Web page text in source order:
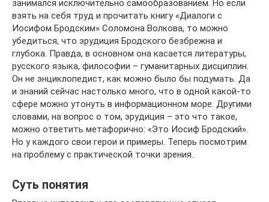
занимался исключительно самообразованием. Но если
взять на себя труд и прочитать книгу «Диалоги с
Иосифом Бродским» Соломона Волкова, то можно
убедиться, что эрудиция Бродского безбрежна и
глубока. Правда, в основном она касается литературы,
русского языка, философии – гуманитарных дисциплин.
Он не энциклопедист, как можно было бы подумать. Да
и знаний сейчас настолько много, что в одной какой-то
сфере можно утонуть в информационном море. Другими
словами, на вопрос о том, эрудиция – это что такое,
можно ответить метафорично: «Это Иосиф Бродский».
Но у каждого свои герои и примеры. Теперь посмотрим
на проблему с практической точки зрения.
Суть понятия